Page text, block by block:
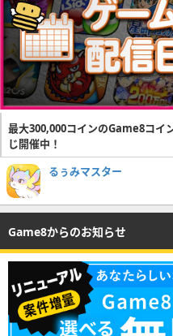
最大300,000コインのGame8コイ
じ開催中！
るぅみマスター
Game8からのお知らせ